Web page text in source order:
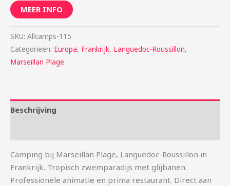
MEER INFO
SKU: Allcamps-115
Categorieën: Europa, Frankrijk, Languedoc-Roussillon,
Marseillan Plage
Beschrijving
Camping bij Marseillan Plage, Languedoc-Roussillon in
Frankrijk. Tropisch zwemparadijs met glijbanen.
Professionele animatie en prima restaurant. Direct aan